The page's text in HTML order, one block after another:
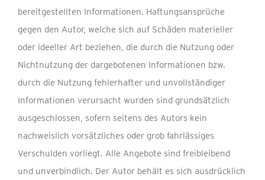
bereitgestellten Informationen. Haftungsansprüche
gegen den Autor, welche sich auf Schäden materieller
oder ideeller Art beziehen, die durch die Nutzung oder
Nichtnutzung der dargebotenen Informationen bzw.
durch die Nutzung fehlerhafter und unvollständiger
Informationen verursacht wurden sind grundsätzlich
ausgeschlossen, sofern seitens des Autors kein
nachweislich vorsätzliches oder grob fahrlässiges
Verschulden vorliegt. Alle Angebote sind freibleibend
und unverbindlich. Der Autor behält es sich ausdrücklich